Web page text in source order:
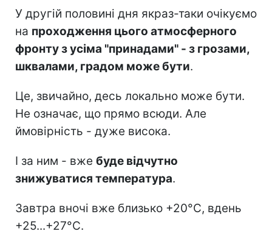
У другій половині дня якраз-таки очікуємо
на проходження цього атмосферного
фронту з усіма "принадами" - з грозами,
шквалами, градом може бути.
Це, звичайно, десь локально може бути.
Не означає, що прямо всюди. Але
ймовірність - дуже висока.
І за ним - вже буде відчутно
знижуватися температура.
Завтра вночі вже близько +20°C, вдень
+25...+27°C.